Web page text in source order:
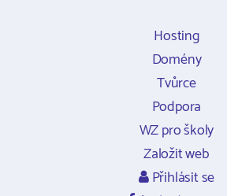
Hosting
Domény
Tvůrce
Podpora
WZ pro školy
Založit web
Přihlásit se